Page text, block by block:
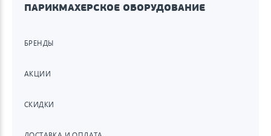
ПАРИКМАХЕРСКОЕ ОБОРУДОВАНИЕ
БРЕНДЫ
АКЦИИ
СКИДКИ